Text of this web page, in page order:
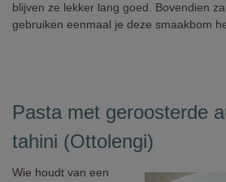
blijven ze lekker lang goed. Bovendien
gebruiken eenmaal je deze smaakbom
Pasta met geroosterde
tahini (Ottolengi)
Wie houdt van een